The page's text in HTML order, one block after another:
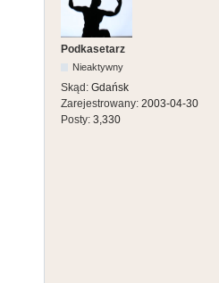
Podkasetarz
Nieaktywny
Skąd: Gdańsk
Zarejestrowany: 2003-04-30
Posty: 3,330